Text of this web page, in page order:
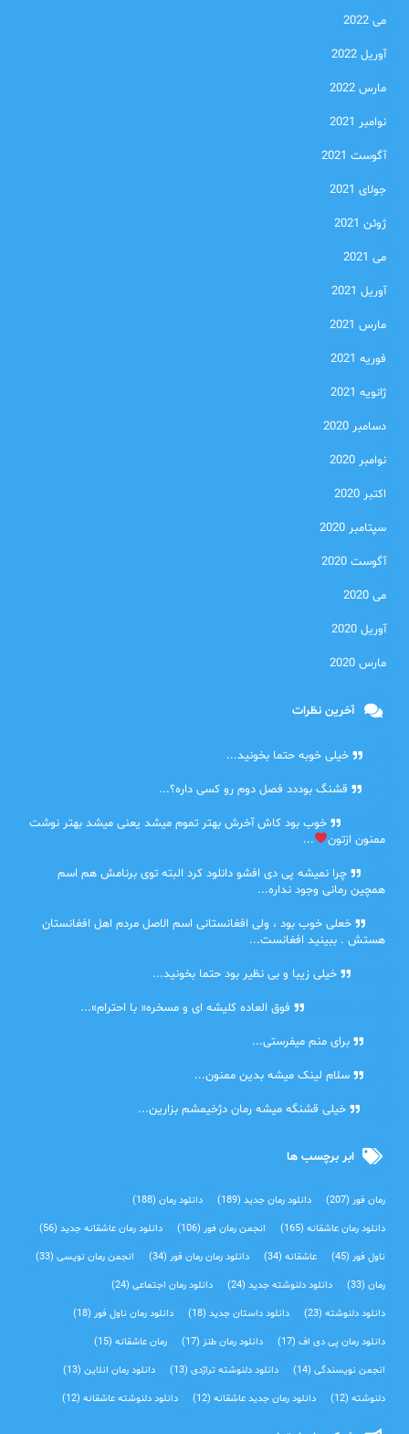
می 2022
آوریل 2022
مارس 2022
نوامبر 2021
آگوست 2021
جولای 2021
ژوئن 2021
می 2021
آوریل 2021
مارس 2021
فوریه 2021
ژانویه 2021
دسامبر 2020
نوامبر 2020
اکتبر 2020
سپتامبر 2020
آگوست 2020
می 2020
آوریل 2020
مارس 2020
آخرین نظرات
خیلی خوبه حتما بخونید...
قشنگ بوددد فصل دوم رو کسی داره؟...
خوب بود کاش آخرش بهتر تموم میشد یعنی میشد بهتر نوشت
ممنون ازتون
...
چرا نمیشه پی دی افشو دانلود کرد البته توی برنامش هم اسم
همچین رمانی وجود نداره...
خعلی خوب بود ، ولی افغانستانی اسم الاصل مردم اهل افغانستان
هستش . ببینید افغانست...
خیلی زیبا و بی نظیر بود حتما بخونید...
فوق العاده کلیشه ای و مسخره« با احترام»...
برای منم میفرستی...
سلام لینک میشه بدین ممنون...
خیلی قشنگه میشه رمان دژخیمشم بزارین...
ابر برچسب ها
رمان فور(207) دانلود رمان جدید(189) دانلود رمان(188)
دانلود رمان عاشقانه(165) انجمن رمان فور(106) دانلود رمان عاشقانه جدید(56)
ناول فور(45) عاشقانه(34) دانلود رمان رمان فور(34) انجمن رمان نویسی(33)
رمان(33) دانلود دلنوشته جدید(24) دانلود رمان اجتماعی‌(24)
دانلود دلنوشته(23) دانلود داستان جدید(18) دانلود رمان ناول فور(18)
دانلود رمان پی دی اف(17) دانلود رمان طنز(17) رمان عاشقانه(15)
انجمن نویسندگی(14) دانلود دلنوشته تراژدی‌(13) دانلود رمان انلاین(13)
دلنوشته(12) دانلود رمان جدید عاشقانه(12) دانلود دلنوشته عاشقانه(12)